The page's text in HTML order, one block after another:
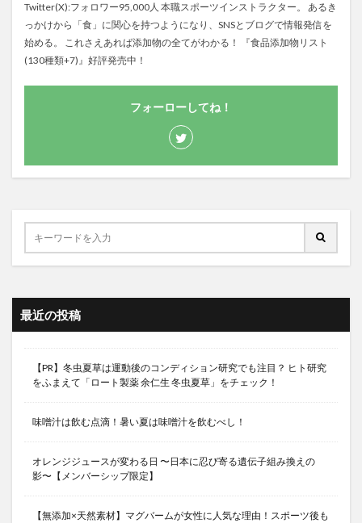
Twitter(X):フォロワー95,000人 本職スポーツインストラクター。 あるき
っかけから「食」に関心を持つようになり、SNSとブログで情報発信を
始める。 これさえあれば添加物の全てがわかる！ 『食品添加物リスト
(130種類+7)』好評発売中！
フォーローしてね！
最近の投稿
【PR】冬虫夏草は運動後のコンディション研究でも注目？ ヒト研究
をふまえて「ロート製薬 余仁生 冬虫夏草」をチェック！
味噌汁は飲む点滴！暑い夏は味噌汁を飲むべし！
オレンジジュースが変わる日 〜日本に忍び寄る遺伝子組み換えの
影〜【メンバーシップ限定】
【無添加×天然素材】マグバームが女性に人気な理由！スポーツ後も